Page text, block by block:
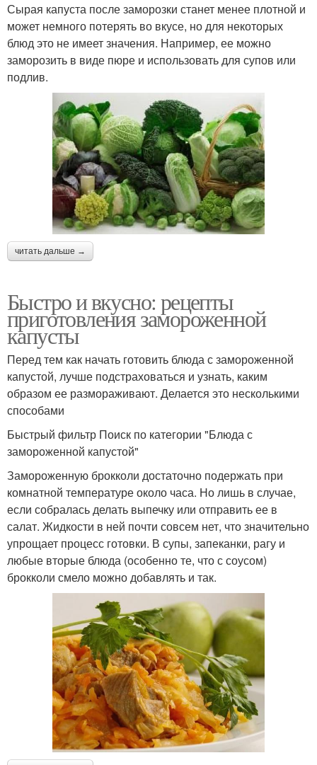
Сырая капуста после заморозки станет менее плотной и
может немного потерять во вкусе, но для некоторых
блюд это не имеет значения. Например, ее можно
заморозить в виде пюре и использовать для супов или
подлив.
читать дальше →
Быстро и вкусно: рецепты
приготовления замороженной
капусты
Перед тем как начать готовить блюда с замороженной
капустой, лучше подстраховаться и узнать, каким
образом ее размораживают. Делается это несколькими
способами
Быстрый фильтр Поиск по категории "Блюда с
замороженной капустой"
Замороженную брокколи достаточно подержать при
комнатной температуре около часа. Но лишь в случае,
если собралась делать выпечку или отправить ее в
салат. Жидкости в ней почти совсем нет, что значительно
упрощает процесс готовки. В супы, запеканки, рагу и
любые вторые блюда (особенно те, что с соусом)
брокколи смело можно добавлять и так.